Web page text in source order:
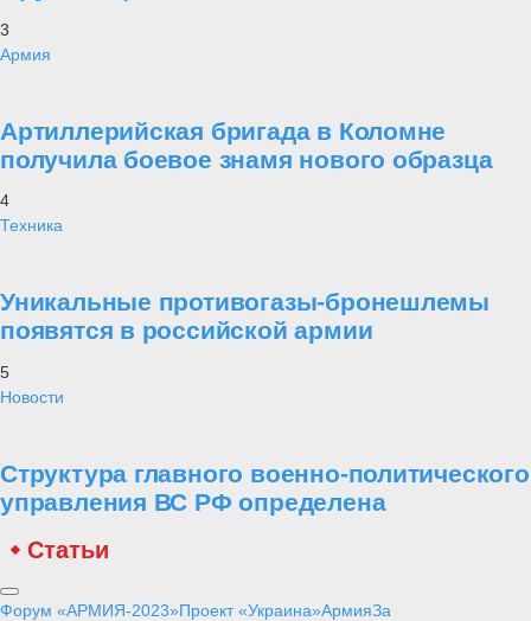
3
Армия
Артиллерийская бригада в Коломне
получила боевое знамя нового образца
4
Техника
Уникальные противогазы-бронешлемы
появятся в российской армии
5
Новости
Структура главного военно-политического
управления ВС РФ определена
Статьи
Форум «АРМИЯ-2023»Проект «Украина»АрмияЗа